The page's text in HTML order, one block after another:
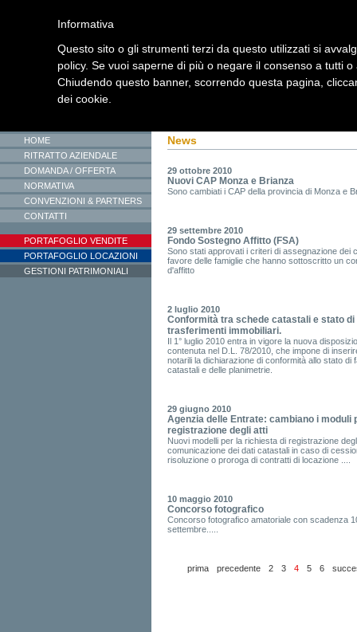
HOME
RITRATTO AZIENDALE
DOMANDA / OFFERTA
NORMATIVA
CONVENZIONI & PARTNERS
CONTATTI
PORTAFOGLIO VENDITE
PORTAFOGLIO LOCAZIONI
GESTIONI PATRIMONIALI
News
29 ottobre 2010
Nuovi CAP Monza e Brianza
Sono cambiati i CAP della provincia di Monza e
29 settembre 2010
Fondo Sostegno Affitto (FSA)
Sono stati approvati i criteri di assegnazione dei
favore delle famiglie che hanno sottoscritto un
d'affitto
2 luglio 2010
Conformità tra schede catastali e stato di
trasferimenti immobiliari.
Il 1° luglio 2010 entra in vigore la nuova
contenuta nel D.L. 78/2010, che impone di
notarili la dichiarazione di conformità allo stato di
catastali e delle planimetrie.
29 giugno 2010
Agenzia delle Entrate: cambiano i moduli
registrazione degli atti
Nuovi modelli per la richiesta di registrazione
comunicazione dei dati catastali in caso di
risoluzione o proroga di contratti di locazione ....
10 maggio 2010
Concorso fotografico
Concorso fotografico amatoriale con scadenza
settembre.....
prima precedente 2 3 4 5 6
Informativa
Questo sito o gli strumenti terzi da questo utilizzati si
policy. Se vuoi saperne di più o negare il consenso a tutti
Chiudendo questo banner, scorrendo questa pagina,
dei cookie.